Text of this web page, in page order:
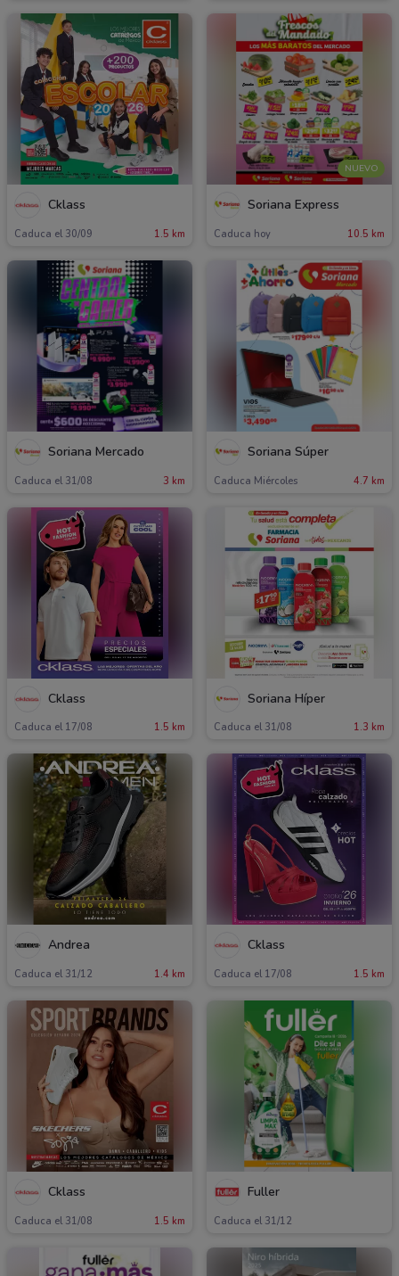
Cklass
Caduca el 30/09 1.5 km
NUEVO
Soriana Express
Caduca hoy 10.5 km
Soriana Mercado
Caduca el 31/08 3 km
Soriana Súper
Caduca Miércoles 4.7 km
Cklass
Caduca el 17/08 1.5 km
Soriana Híper
Caduca el 31/08 1.3 km
Andrea
Caduca el 31/12 1.4 km
Cklass
Caduca el 17/08 1.5 km
Cklass
Caduca el 31/08 1.5 km
Fuller
Caduca el 31/12